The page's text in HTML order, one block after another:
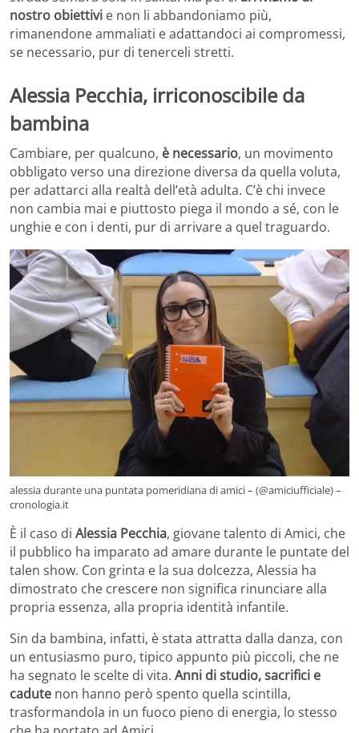
nostro obiettivi e non li abbandoniamo più,
rimanendone ammaliati e adattandoci ai compromessi,
se necessario, pur di tenerceli stretti.
Alessia Pecchia, irriconoscibile da
bambina
Cambiare, per qualcuno, è necessario, un movimento
obbligato verso una direzione diversa da quella voluta,
per adattarci alla realtà dell’età adulta. C’è chi invece
non cambia mai e piuttosto piega il mondo a sé, con le
unghie e con i denti, pur di arrivare a quel traguardo.
alessia durante una puntata pomeridiana di amici – (@amiciufficiale) –
cronologia.it
È il caso di Alessia Pecchia, giovane talento di Amici, che
il pubblico ha imparato ad amare durante le puntate del
talen show. Con grinta e la sua dolcezza, Alessia ha
dimostrato che crescere non significa rinunciare alla
propria essenza, alla propria identità infantile.
Sin da bambina, infatti, è stata attratta dalla danza, con
un entusiasmo puro, tipico appunto più piccoli, che ne
ha segnato le scelte di vita. Anni di studio, sacrifici e
cadute non hanno però spento quella scintilla,
trasformandola in un fuoco pieno di energia, lo stesso